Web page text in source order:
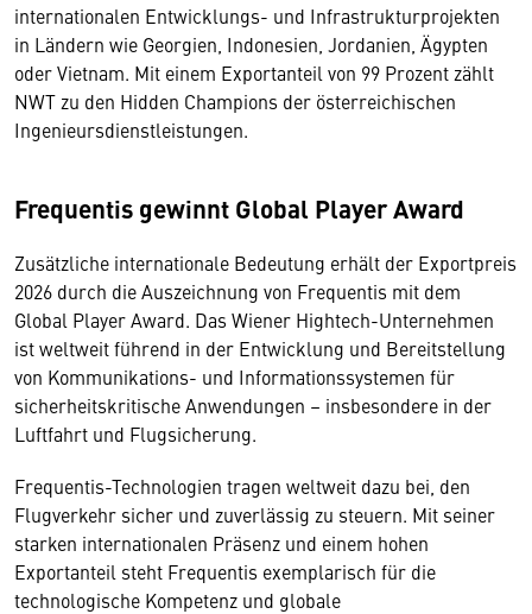
internationalen Entwicklungs- und Infrastrukturprojekten
in Ländern wie Georgien, Indonesien, Jordanien, Ägypten
oder Vietnam. Mit einem Exportanteil von 99 Prozent zählt
NWT zu den Hidden Champions der österreichischen
Ingenieursdienstleistungen.
Frequentis gewinnt Global Player Award
Zusätzliche internationale Bedeutung erhält der Exportpreis
2026 durch die Auszeichnung von Frequentis mit dem
Global Player Award. Das Wiener Hightech-Unternehmen
ist weltweit führend in der Entwicklung und Bereitstellung
von Kommunikations- und Informationssystemen für
sicherheitskritische Anwendungen – insbesondere in der
Luftfahrt und Flugsicherung.
Frequentis-Technologien tragen weltweit dazu bei, den
Flugverkehr sicher und zuverlässig zu steuern. Mit seiner
starken internationalen Präsenz und einem hohen
Exportanteil steht Frequentis exemplarisch für die
technologische Kompetenz und globale